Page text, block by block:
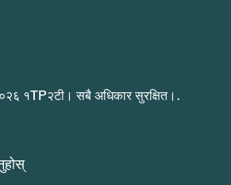
१TP२टी। सबै अधिकार सुरक्षित।.